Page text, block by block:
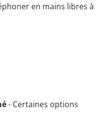
en mains libres à
- Certaines options